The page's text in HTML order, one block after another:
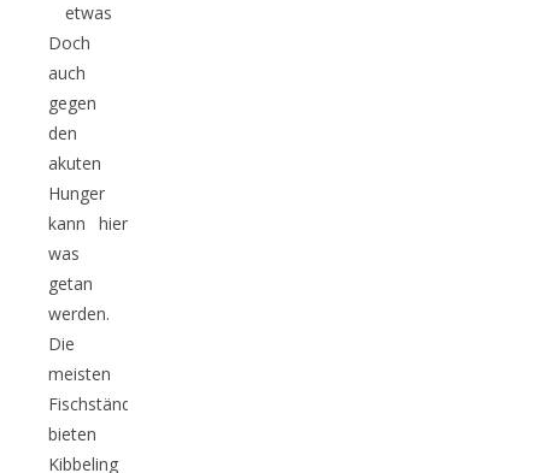
etwas
Doch
auch
gegen
den
akuten
Hunger
kann hier
was
getan
werden.
Die
meisten
Fischstände
bieten
Kibbeling